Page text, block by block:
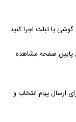
یا تبلت اجرا کنید.
پایین صفحه مشاهده
ارسال پیام انتخاب و